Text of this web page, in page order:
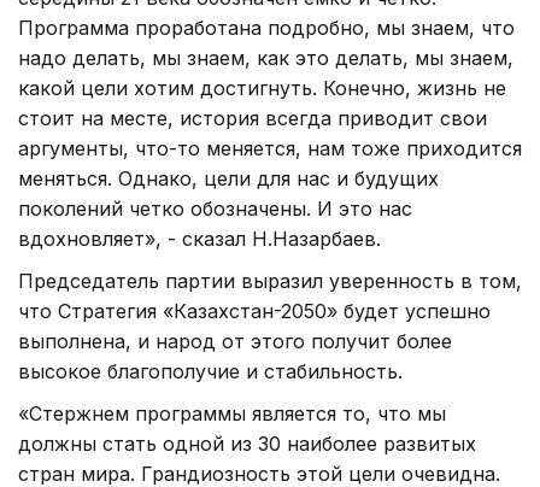
Программа проработана подробно, мы знаем, что
надо делать, мы знаем, как это делать, мы знаем,
какой цели хотим достигнуть. Конечно, жизнь не
стоит на месте, история всегда приводит свои
аргументы, что-то меняется, нам тоже приходится
меняться. Однако, цели для нас и будущих
поколений четко обозначены. И это нас
вдохновляет», - сказал Н.Назарбаев.
Председатель партии выразил уверенность в том,
что Стратегия «Казахстан-2050» будет успешно
выполнена, и народ от этого получит более
высокое благополучие и стабильность.
«Стержнем программы является то, что мы
должны стать одной из 30 наиболее развитых
стран мира. Грандиозность этой цели очевидна.